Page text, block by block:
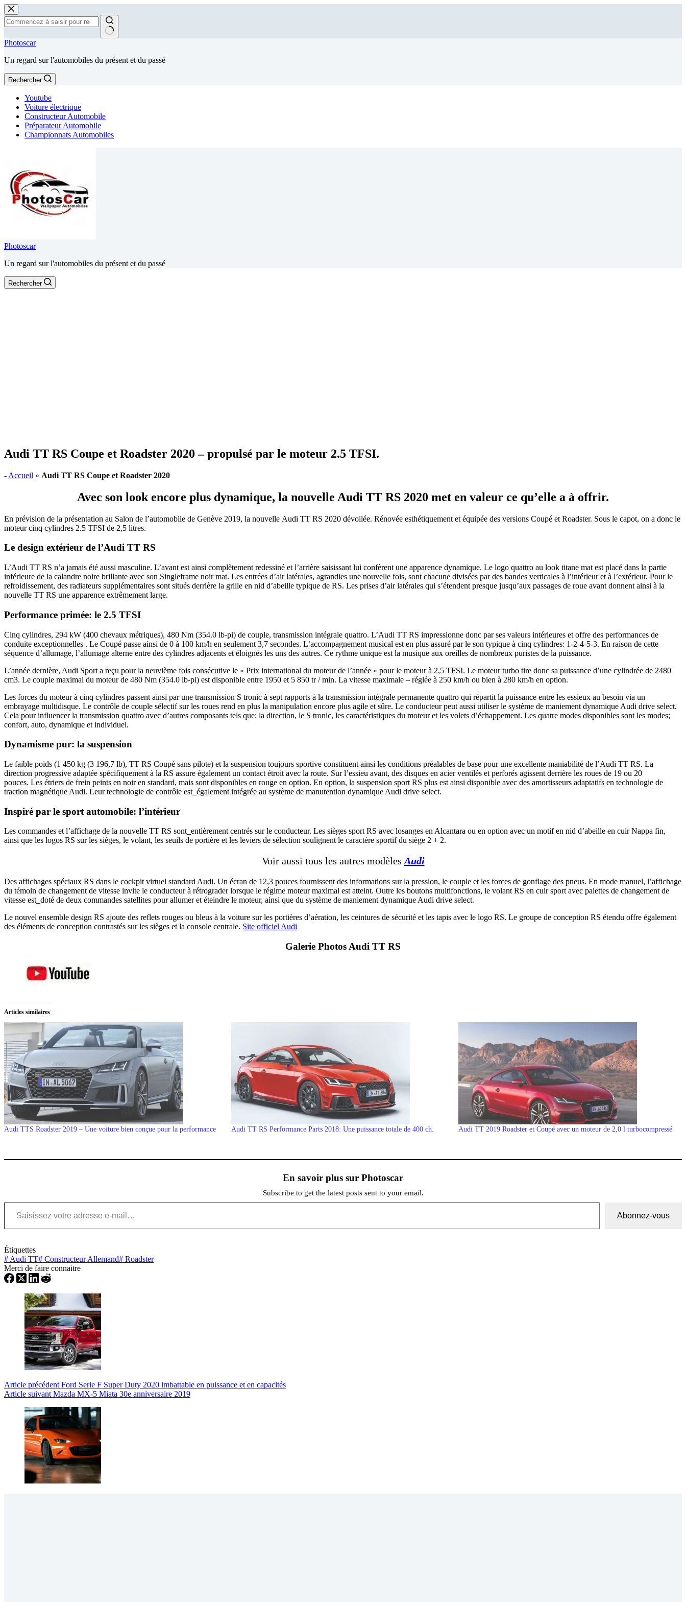
Passer
au
contenu
Aucun
Photoscar
Un regard sur l'automobiles du présent et du passé
Rechercher
Youtube
Voiture électrique
Constructeur Automobile
Préparateur Automobile
Championnats Automobiles
Photoscar
Un regard sur l'automobiles du présent et du passé
Rechercher
Audi TT RS Coupe et Roadster 2020 – propulsé par le moteur 2.5 TFSI.
- Accueil » Audi TT RS Coupe et Roadster 2020
Avec son look encore plus dynamique, la nouvelle Audi TT RS 2020 met en valeur ce qu’elle a à offrir.
En prévision de la présentation au Salon de l’automobile de Genève 2019, la nouvelle Audi TT RS 2020 dévoilée. Rénovée esthétiquement et équipée des versions Coupé et Roadster. Sous le capot, on a donc le
moteur cinq cylindres 2.5 TFSI de 2,5 litres.
Le design extérieur de l’Audi TT RS
L’Audi TT RS n’a jamais été aussi masculine. L’avant est ainsi complètement redessiné et l’arrière saisissant lui confèrent une apparence dynamique. Le logo quattro au look titane mat est placé dans la partie
inférieure de la calandre noire brillante avec son Singleframe noir mat. Les entrées d’air latérales, agrandies une nouvelle fois, sont chacune divisées par des bandes verticales à l’intérieur et à l’extérieur. Pour le
refroidissement, des radiateurs supplémentaires sont situés derrière la grille en nid d’abeille typique de RS. Les prises d’air latérales qui s’étendent presque jusqu’aux passages de roue avant donnent ainsi à la
nouvelle TT RS une apparence extrêmement large.
Performance primée: le 2.5 TFSI
Cinq cylindres, 294 kW (400 chevaux métriques), 480 Nm (354.0 lb-pi) de couple, transmission intégrale quattro. L’Audi TT RS impressionne donc par ses valeurs intérieures et offre des performances de
conduite exceptionnelles . Le Coupé passe ainsi de 0 à 100 km/h en seulement 3,7 secondes. L’accompagnement musical est en plus assuré par le son typique à cinq cylindres: 1-2-4-5-3. En raison de cette
séquence d’allumage, l’allumage alterne entre des cylindres adjacents et éloignés les uns des autres. Ce rythme unique est la musique aux oreilles de nombreux puristes de la puissance.
L’année dernière, Audi Sport a reçu pour la neuvième fois consécutive le « Prix international du moteur de l’année » pour le moteur à 2,5 TFSI. Le moteur turbo tire donc sa puissance d’une cylindrée de 2480
cm3. Le couple maximal du moteur de 480 Nm (354.0 lb-pi) est disponible entre 1950 et 5 850 tr / min. La vitesse maximale – réglée à 250 km/h ou bien à 280 km/h en option.
Les forces du moteur à cinq cylindres passent ainsi par une transmission S tronic à sept rapports à la transmission intégrale permanente quattro qui répartit la puissance entre les essieux au besoin via un
embrayage multidisque. Le contrôle de couple sélectif sur les roues rend en plus la manipulation encore plus agile et sûre. Le conducteur peut aussi utiliser le système de maniement dynamique Audi drive select.
Cela pour influencer la transmission quattro avec d’autres composants tels que; la direction, le S tronic, les caractéristiques du moteur et les volets d’échappement. Les quatre modes disponibles sont les modes;
confort, auto, dynamique et individuel.
Dynamisme pur: la suspension
Le faible poids (1 450 kg (3 196,7 lb), TT RS Coupé sans pilote) et la suspension toujours sportive constituent ainsi les conditions préalables de base pour une excellente maniabilité de l’Audi TT RS. La
direction progressive adaptée spécifiquement à la RS assure également un contact étroit avec la route. Sur l’essieu avant, des disques en acier ventilés et perforés agissent derrière les roues de 19 ou 20
pouces. Les étriers de frein peints en noir en standard, mais sont disponibles en rouge en option. En option, la suspension sport RS plus est ainsi disponible avec des amortisseurs adaptatifs en technologie de
traction magnétique Audi. Leur technologie de contrôle est_également intégrée au système de manutention dynamique Audi drive select.
Inspiré par le sport automobile: l’intérieur
Les commandes et l’affichage de la nouvelle TT RS sont_entièrement centrés sur le conducteur. Les sièges sport RS avec losanges en Alcantara ou en option avec un motif en nid d’abeille en cuir Nappa fin,
ainsi que les logos RS sur les sièges, le volant, les seuils de portière et les leviers de sélection soulignent le caractère sportif du siège 2 + 2.
Voir aussi tous les autres modèles Audi
Des affichages spéciaux RS dans le cockpit virtuel standard Audi. Un écran de 12,3 pouces fournissent des informations sur la pression, le couple et les forces de gonflage des pneus. En mode manuel, l’affichage
du témoin de changement de vitesse invite le conducteur à rétrograder lorsque le régime moteur maximal est atteint. Outre les boutons multifonctions, le volant RS en cuir sport avec palettes de changement de
vitesse est_doté de deux commandes satellites pour allumer et éteindre le moteur, ainsi que du système de maniement dynamique Audi drive select.
Le nouvel ensemble design RS ajoute des reflets rouges ou bleus à la voiture sur les portières d’aération, les ceintures de sécurité et les tapis avec le logo RS. Le groupe de conception RS étendu offre également
des éléments de conception contrastés sur les sièges et la console centrale. Site officiel Audi
Galerie Photos Audi TT RS
Articles similaires
Audi TTS Roadster 2019 – Une voiture bien conçue pour la performance Audi TT RS Performance Parts 2018: Une puissance totale de 400 ch. Audi TT 2019 Roadster et Coupé avec un moteur de 2,0 l turbocompressé
En savoir plus sur Photoscar
Subscribe to get the latest posts sent to your email.
Saisissez votre adresse e-mail…
Abonnez-vous
Étiquettes
# Audi TT# Constructeur Allemand# Roadster
Merci de faire connaitre
Article précédent Ford Serie F Super Duty 2020 imbattable en puissance et en capacités
Article suivant Mazda MX-5 Miata 30e anniversaire 2019